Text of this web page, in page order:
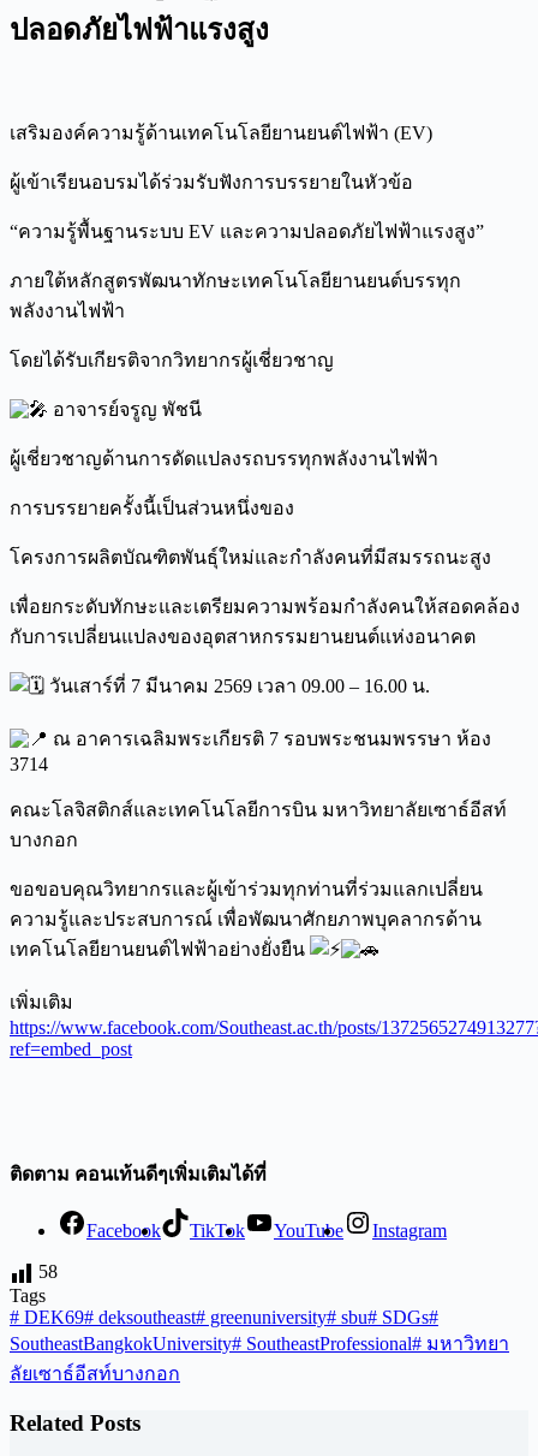
ปลอดภัยไฟฟ้าแรงสูง
เสริมองค์ความรู้ด้านเทคโนโลยียานยนต์ไฟฟ้า (EV)
ผู้เข้าเรียนอบรมได้ร่วมรับฟังการบรรยายในหัวข้อ
“ความรู้พื้นฐานระบบ EV และความปลอดภัยไฟฟ้าแรงสูง”
ภายใต้หลักสูตรพัฒนาทักษะเทคโนโลยียานยนต์บรรทุก
พลังงานไฟฟ้า
โดยได้รับเกียรติจากวิทยากรผู้เชี่ยวชาญ
อาจารย์จรูญ พัชนี
ผู้เชี่ยวชาญด้านการดัดแปลงรถบรรทุกพลังงานไฟฟ้า
การบรรยายครั้งนี้เป็นส่วนหนึ่งของ
โครงการผลิตบัณฑิตพันธุ์ใหม่และกำลังคนที่มีสมรรถนะสูง
เพื่อยกระดับทักษะและเตรียมความพร้อมกำลังคนให้สอดคล้อง
กับการเปลี่ยนแปลงของอุตสาหกรรมยานยนต์แห่งอนาคต
วันเสาร์ที่ 7 มีนาคม 2569 เวลา 09.00 – 16.00 น.
ณ อาคารเฉลิมพระเกียรติ 7 รอบพระชนมพรรษา ห้อง
3714
คณะโลจิสติกส์และเทคโนโลยีการบิน มหาวิทยาลัยเซาธ์อีสท์
บางกอก
ขอขอบคุณวิทยากรและผู้เข้าร่วมทุกท่านที่ร่วมแลกเปลี่ยน
ความรู้และประสบการณ์ เพื่อพัฒนาศักยภาพบุคลากรด้าน
เทคโนโลยียานยนต์ไฟฟ้าอย่างยั่งยืน
เพิ่มเติม
https://www.facebook.com/Southeast.ac.th/posts/
ref=embed_post
ติดตาม คอนเท้นดีๆเพิ่มเติมได้ที่
Facebook TikTok YouTube
Instagram
58
Tags
# DEK69# deksoutheast# greenuniversity# sbu# SDGs#
SoutheastBangkokUniversity# SoutheastProfessional# มหาวิทยา
ลัยเซาธ์อีสท์บางกอก
Related Posts